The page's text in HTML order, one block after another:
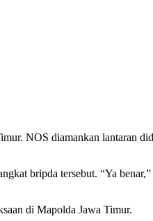
NOS diamankan lantaran
bripda tersebut. “Ya
di Mapolda Jawa Timur.